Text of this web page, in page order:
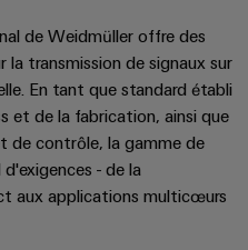
de Weidmüller offre des
transmission de signaux sur
En tant que standard établi
et de la fabrication, ainsi que
de contrôle, la gamme de
- de la
aux applications multicœurs